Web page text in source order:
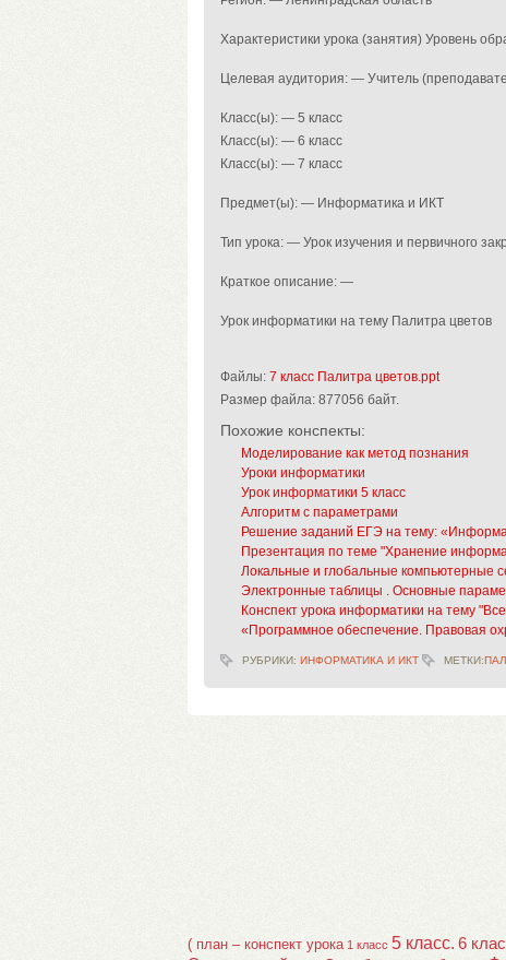
Характеристики урока (занятия) Уровень
Целевая аудитория: — Учитель
Класс(ы): — 5 класс
Класс(ы): — 6 класс
Класс(ы): — 7 класс
Предмет(ы): — Информатика и ИКТ
Тип урока: — Урок изучения и первичного
Краткое описание: —
Урок информатики на тему Палитра цветов
Файлы: 7 класс Палитра цветов.ppt
Размер файла: 877056 байт.
Похожие конспекты:
Моделирование как метод познания
Уроки информатики
Урок информатики 5 класс
Алгоритм с параметрами
Решение заданий ЕГЭ на тему:
Презентация по теме "Хранение
Локальные и глобальные компьютерные
Электронные таблицы . Основные
Конспект урока информатики на тему
«Программное обеспечение. Правовая
РУБРИКИ: ИНФОРМАТИКА И ИКТ МЕТКИ:
( план – конспект урока 1 класс 5 класс. 6